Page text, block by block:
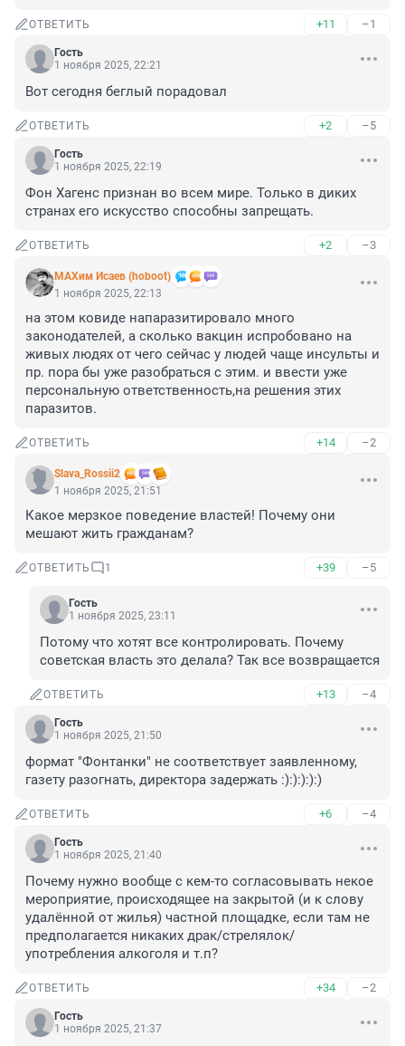
ОТВЕТИТЬ +11 –1
Гость
1 ноября 2025, 22:21
Вот сегодня беглый порадовал
ОТВЕТИТЬ +2 –5
Гость
1 ноября 2025, 22:19
Фон Хагенс признан во всем мире. Только в диких
странах его искусство способны запрещать.
ОТВЕТИТЬ +2 –3
МАХим Исаев (hoboot)
1 ноября 2025, 22:13
на этом ковиде напаразитировало много
законодателей, а сколько вакцин испробовано на
живых людях от чего сейчас у людей чаще инсульты и
пр. пора бы уже разобраться с этим. и ввести уже
персональную ответственность,на решения этих
паразитов.
ОТВЕТИТЬ +14 –2
Slava_Rossii2
1 ноября 2025, 21:51
Какое мерзкое поведение властей! Почему они
мешают жить гражданам?
ОТВЕТИТЬ 1 +39 –5
Гость
1 ноября 2025, 23:11
Потому что хотят все контролировать. Почему
советская власть это делала? Так все возвращается
ОТВЕТИТЬ +13 –4
Гость
1 ноября 2025, 21:50
формат "Фонтанки" не соответствует заявленному,
газету разогнать, директора задержать :):):):):)
ОТВЕТИТЬ +6 –4
Гость
1 ноября 2025, 21:40
Почему нужно вообще с кем-то согласовывать некое
мероприятие, происходящее на закрытой (и к слову
удалённой от жилья) частной площадке, если там не
предполагается никаких драк/стрелялок/
употребления алкоголя и т.п?
ОТВЕТИТЬ +34 –2
Гость
1 ноября 2025, 21:37